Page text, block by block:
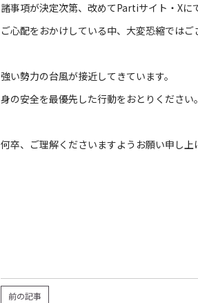
諸事項が決定次第、改めてPartiサイト・Xに
ご心配をおかけしている中、大変恐縮では
強い勢力の台風が接近してきています。
身の安全を最優先した行動をおとりください。
何卒、ご理解くださいますようお願い申し上
前の記事